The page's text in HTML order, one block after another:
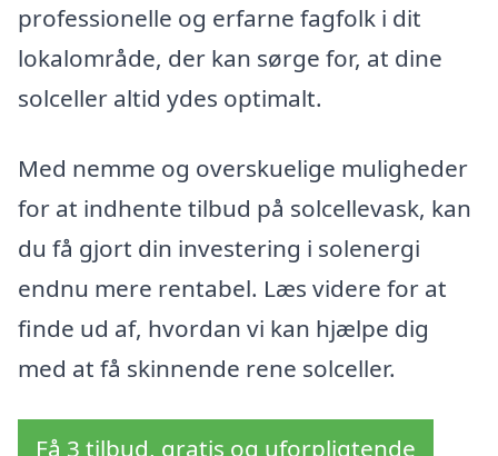
professionelle og erfarne fagfolk i dit
lokalområde, der kan sørge for, at dine
solceller altid ydes optimalt.
Med nemme og overskuelige muligheder
for at indhente tilbud på solcellevask, kan
du få gjort din investering i solenergi
endnu mere rentabel. Læs videre for at
finde ud af, hvordan vi kan hjælpe dig
med at få skinnende rene solceller.
Få 3 tilbud, gratis og uforpligtende